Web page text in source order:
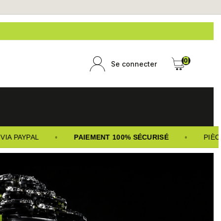
Se connecter 0
PAYPAL PAIEMENT 100% SÉCURISÉ